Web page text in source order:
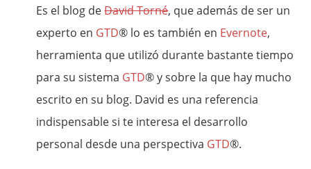
Es el blog deDavid Torné, que además de ser un
experto en GTD® lo es también en Evernote,
herramienta que utilizó durante bastante tiempo
para su sistema GTD® y sobre la que hay mucho
escrito en su blog. David es una referencia
indispensable si te interesa el desarrollo
personal desde una perspectiva GTD®.